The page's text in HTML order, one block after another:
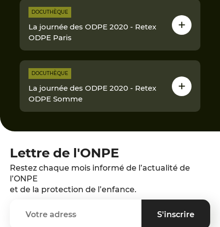
DOCUTHÈQUE
La journée des ODPE 2020 - Retex
ODPE Paris
DOCUTHÈQUE
La journée des ODPE 2020 - Retex
ODPE Somme
Lettre de l'ONPE
Restez chaque mois informé de l’actualité de
l’ONPE
et de la protection de l’enfance.